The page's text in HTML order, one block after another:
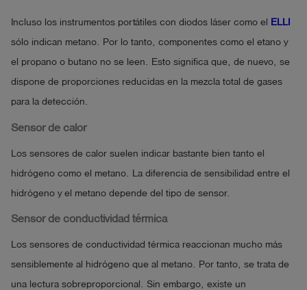
Incluso los instrumentos portátiles con diodos láser como el
ELLI
sólo indican metano. Por lo tanto, componentes como el etano y
el propano o butano no se leen. Esto significa que, de nuevo, se
dispone de proporciones reducidas en la mezcla total de gases
para la detección.
Sensor de calor
Los sensores de calor suelen indicar bastante bien tanto el
hidrógeno como el metano. La diferencia de sensibilidad entre el
hidrógeno y el metano depende del tipo de sensor.
Sensor de conductividad térmica
Los sensores de conductividad térmica reaccionan mucho más
sensiblemente al hidrógeno que al metano. Por tanto, se trata de
una lectura sobreproporcional. Sin embargo, existe un